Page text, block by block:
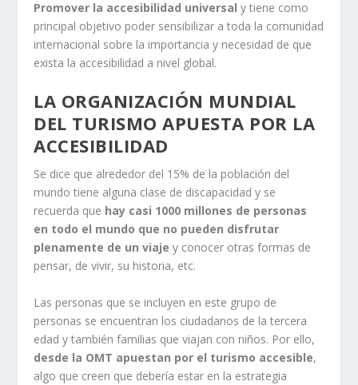
Promover la accesibilidad universal y tiene como
principal objetivo poder sensibilizar a toda la comunidad
internacional sobre la importancia y necesidad de que
exista la accesibilidad a nivel global.
LA ORGANIZACIÓN MUNDIAL
DEL TURISMO APUESTA POR LA
ACCESIBILIDAD
Se dice que alrededor del 15% de la población del
mundo tiene alguna clase de discapacidad y se
recuerda que hay casi 1000 millones de personas
en todo el mundo que no pueden disfrutar
plenamente de un viaje y conocer otras formas de
pensar, de vivir, su historia, etc.
Las personas que se incluyen en este grupo de
personas se encuentran los ciudadanos de la tercera
edad y también familias que viajan con niños. Por ello,
desde la OMT apuestan por el turismo accesible,
algo que creen que debería estar en la estrategia